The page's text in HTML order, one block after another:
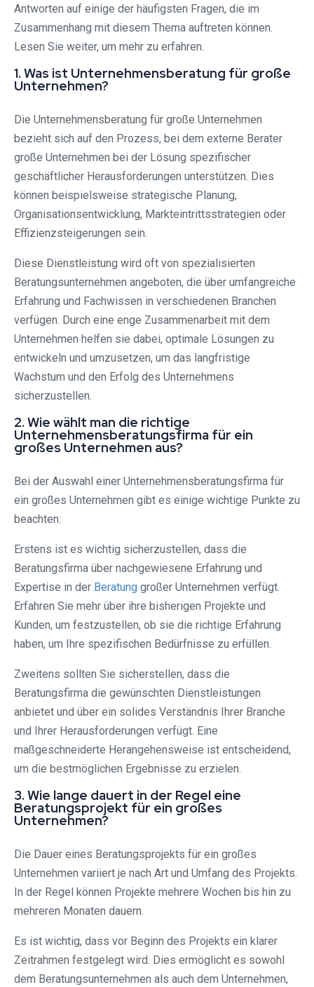
Antworten auf einige der häufigsten Fragen, die im
Zusammenhang mit diesem Thema auftreten können.
Lesen Sie weiter, um mehr zu erfahren.
1. Was ist Unternehmensberatung für große
Unternehmen?
Die Unternehmensberatung für große Unternehmen
bezieht sich auf den Prozess, bei dem externe Berater
große Unternehmen bei der Lösung spezifischer
geschäftlicher Herausforderungen unterstützen. Dies
können beispielsweise strategische Planung,
Organisationsentwicklung, Markteintrittsstrategien oder
Effizienzsteigerungen sein.
Diese Dienstleistung wird oft von spezialisierten
Beratungsunternehmen angeboten, die über umfangreiche
Erfahrung und Fachwissen in verschiedenen Branchen
verfügen. Durch eine enge Zusammenarbeit mit dem
Unternehmen helfen sie dabei, optimale Lösungen zu
entwickeln und umzusetzen, um das langfristige
Wachstum und den Erfolg des Unternehmens
sicherzustellen.
2. Wie wählt man die richtige
Unternehmensberatungsfirma für ein
großes Unternehmen aus?
Bei der Auswahl einer Unternehmensberatungsfirma für
ein großes Unternehmen gibt es einige wichtige Punkte zu
beachten:
Erstens ist es wichtig sicherzustellen, dass die
Beratungsfirma über nachgewiesene Erfahrung und
Expertise in der Beratung großer Unternehmen verfügt.
Erfahren Sie mehr über ihre bisherigen Projekte und
Kunden, um festzustellen, ob sie die richtige Erfahrung
haben, um Ihre spezifischen Bedürfnisse zu erfüllen.
Zweitens sollten Sie sicherstellen, dass die
Beratungsfirma die gewünschten Dienstleistungen
anbietet und über ein solides Verständnis Ihrer Branche
und Ihrer Herausforderungen verfügt. Eine
maßgeschneiderte Herangehensweise ist entscheidend,
um die bestmöglichen Ergebnisse zu erzielen.
3. Wie lange dauert in der Regel eine
Beratungsprojekt für ein großes
Unternehmen?
Die Dauer eines Beratungsprojekts für ein großes
Unternehmen variiert je nach Art und Umfang des Projekts.
In der Regel können Projekte mehrere Wochen bis hin zu
mehreren Monaten dauern.
Es ist wichtig, dass vor Beginn des Projekts ein klarer
Zeitrahmen festgelegt wird. Dies ermöglicht es sowohl
dem Beratungsunternehmen als auch dem Unternehmen,